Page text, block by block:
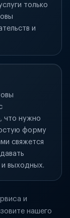
только
и
что нужно
форму
свяжется
выходных.
и
нашего